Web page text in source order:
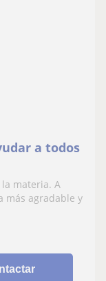
a todos
materia. A
más agradable y